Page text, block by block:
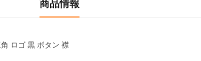
商品情報
ロゴ 黒 ボタン 襟